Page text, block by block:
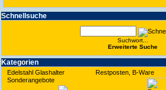
Schnell­suche
Suchwort...
Erwei­terte Suche
Kate­gorien
Edelstahl Glashalter
Sonderangebote
Restposten, B-Ware